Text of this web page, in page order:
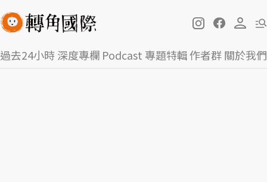
過去24小時深度專欄 Podcast 專題特輯作者群關於我們